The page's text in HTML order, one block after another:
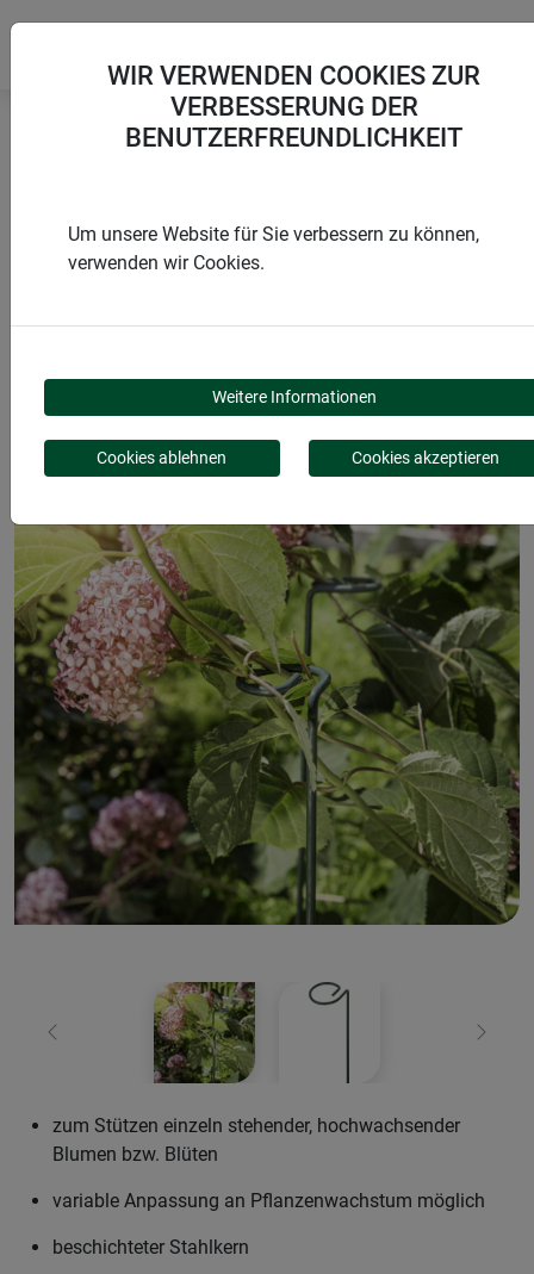
PRODUKTE
BLUMEN-/
Zurück Weiter
zum Stützen einzeln stehender, hochwachsender
Blumen bzw. Blüten
variable Anpassung an Pflanzenwachstum möglich
beschichteter Stahlkern
WIR VERWENDEN COOKIES ZUR
VERBESSERUNG DER
BENUTZERFREUNDLICHKEIT
Um unsere Website für Sie verbessern zu können,
verwenden wir Cookies.
Weitere Informationen
Cookies ablehnen Cookies akzeptieren